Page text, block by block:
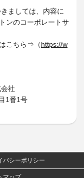
ましては、内容に
ンのコーポレートサ
こちら⇒（https://w
社
1番1号
バシーポリシー